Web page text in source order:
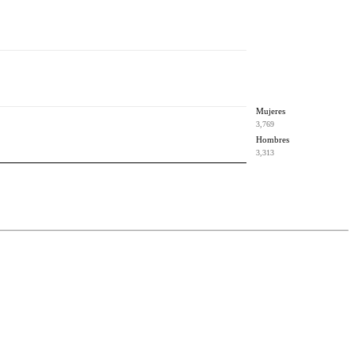
Mujeres
3,769
Hombres
3,313